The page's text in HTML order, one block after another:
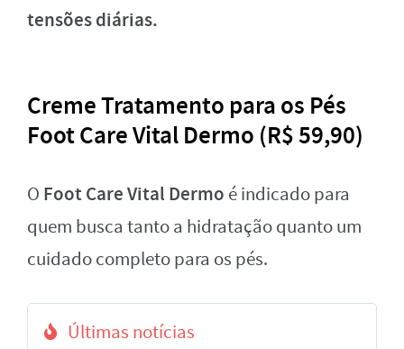
tensões diárias.
Creme Tratamento para os Pés
Foot Care Vital Dermo (R$ 59,90)
O Foot Care Vital Dermo é indicado para
quem busca tanto a hidratação quanto um
cuidado completo para os pés.
Últimas notícias